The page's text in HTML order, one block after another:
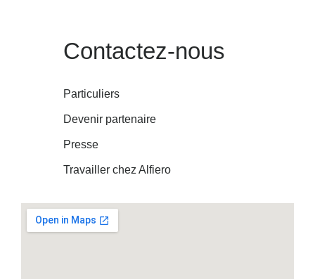
Contactez-nous
Particuliers
Devenir partenaire
Presse
Travailler chez Alfiero